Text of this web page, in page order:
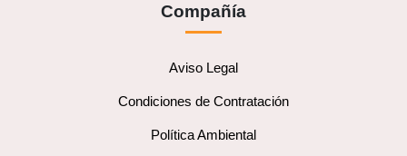
Compañía
Aviso Legal
Condiciones de Contratación
Política Ambiental